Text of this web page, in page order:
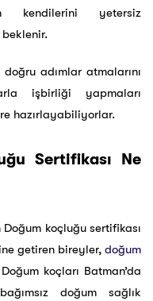
kendilerini yetersiz
adımlar atmalarını
işbirliği yapmaları
hazırlayabiliyorlar.
Sertifikası Ne
koçluğu sertifikası
getiren bireyler, doğum
koçları Batman’da
doğum sağlık